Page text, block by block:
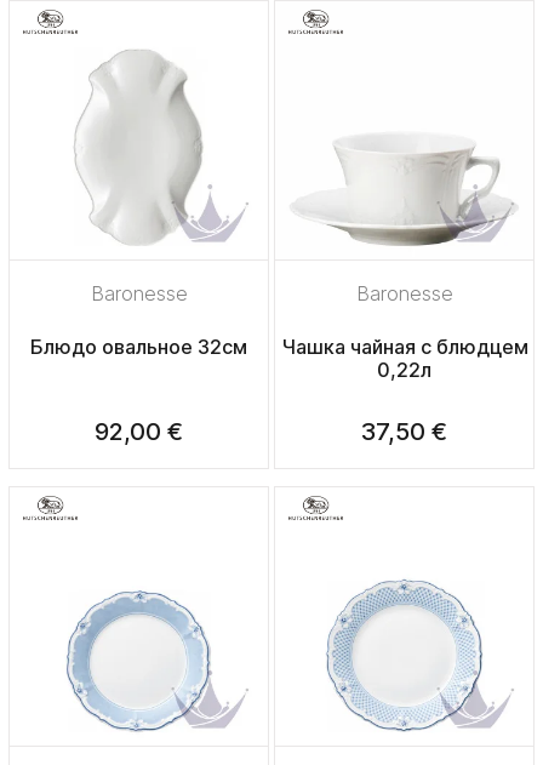
Baronesse
Блюдо овальное 32см
92,00 €
Baronesse
Чашка чайная с блюдцем
0,22л
37,50 €